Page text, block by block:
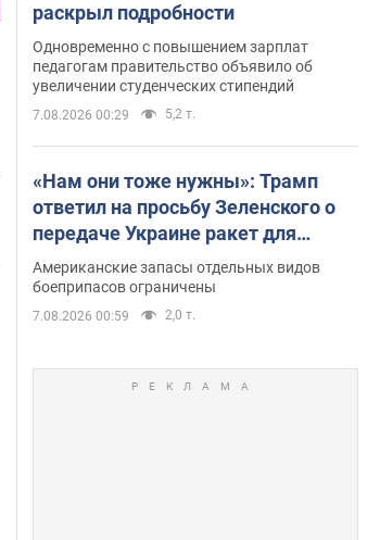
раскрыл подробности
Одновременно с повышением зарплат
педагогам правительство объявило об
увеличении студенческих стипендий
7.08.2026 00:29 5,2 т.
«Нам они тоже нужны»: Трамп
ответил на просьбу Зеленского о
передаче Украине ракет для
Patriot
Американские запасы отдельных видов
боеприпасов ограничены
7.08.2026 00:59 2,0 т.